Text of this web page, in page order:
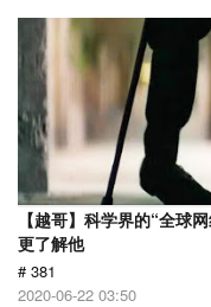
【越哥】科学界的“全球
更了解他
# 381
2020-06-22 03:50